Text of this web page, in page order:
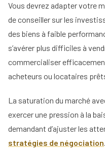
Vous devrez adapter votre
de conseiller sur les
des biens à faible
s’avérer plus difficiles à
commercialiser
acheteurs ou locataires
La saturation du marché
exercer une pression à la
demandant d’ajuster les
stratégies de négociation.